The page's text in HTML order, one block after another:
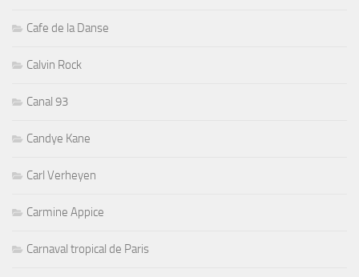
Cafe de la Danse
Calvin Rock
Canal 93
Candye Kane
Carl Verheyen
Carmine Appice
Carnaval tropical de Paris